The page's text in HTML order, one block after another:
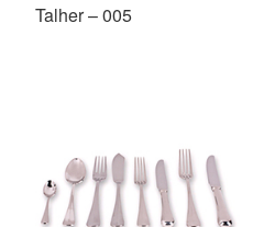
Talher – 005